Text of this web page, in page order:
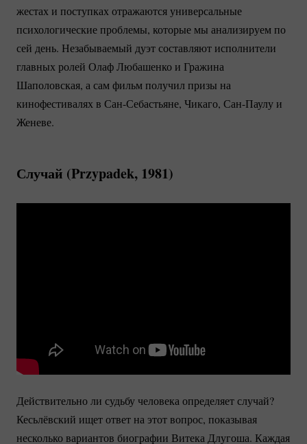
жестах и поступках отражаются универсальные
психологические проблемы, которые мы анализируем по
сей день. Незабываемый дуэт составляют исполнители
главных ролей Олаф Любашенко и Гражина
Шаполовская, а сам фильм получил призы на
кинофестивалях в Сан-Себастьяне, Чикаго, Сан-Паулуи
Женеве.
Случай (Przypadek, 1981)
Действительно ли судьбу человека определяет случай?
Кесьлёвский ищет ответ на этот вопрос, показывая
несколько вариантов биографии Витека Длугоша. Каждая